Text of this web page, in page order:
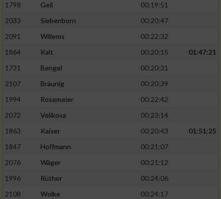
1798
Geil
00:19:51
2033
Siebenborn
00:20:47
2091
Willems
00:22:32
1864
Kalt 00:20:15
01:47:21
1731
Bengel
00:20:31
2107
Bräunig
00:20:39
1994
Rosemeier
00:22:42
2072
Velikova
00:23:14
1863
Kaiser 00:20:43
01:51:25
1847
Hoffmann
00:21:07
2076
Wäger
00:21:12
1996
Rüther
00:24:06
2108
Wolke
00:24:17